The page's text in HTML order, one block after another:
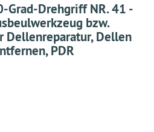
Grad-Drehgriff NR. 41 -
bzw.
Dellenreparatur, Dellen
PDR